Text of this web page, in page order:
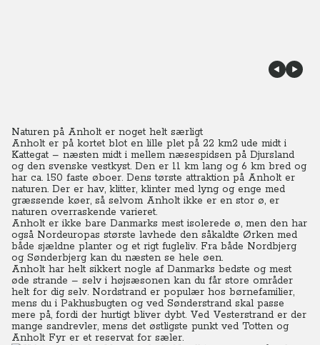
Naturen på Anholt er noget helt særligt
Anholt er på kortet blot en lille plet på 22 km2 ude midt i
Kattegat – næsten midt i mellem næsespidsen på Djursland
og den svenske vestkyst. Den er 11 km lang og 6 km bred og
har ca. 150 faste øboer. Dens tørste attraktion på Anholt er
naturen. Der er hav, klitter, klinter med lyng og enge med
græssende køer, så selvom Anholt ikke er en stor ø, er
naturen overraskende varieret.
Anholt er ikke bare Danmarks mest isolerede ø, men den har
også Nordeuropas største lavhede den såkaldte Ørken med
både sjældne planter og et rigt fugleliv. Fra både Nordbjerg
og Sønderbjerg kan du næsten se hele øen.
Anholt har helt sikkert nogle af Danmarks bedste og mest
øde strande – selv i højsæsonen kan du får store områder
helt for dig selv. Nordstrand er populær hos børnefamilier,
mens du i Pakhusbugten og ved Sønderstrand skal passe
mere på, fordi der hurtigt bliver dybt. Ved Vesterstrand er der
mange sandrevler, mens det østligste punkt ved Totten og
Anholt Fyr er et reservat for sæler.